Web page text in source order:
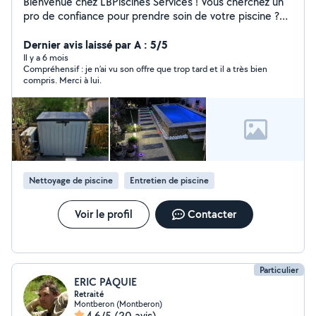
pro de confiance pour prendre soin de votre piscine ?
entretien, mais aussi installation d'électrolyseurs,
pompes, filtres et autres accessoires pour rendre votre
bassin encore plus agréable à vivre. Je propose aussi
des contrats d'entretien sur mesure, l'hivernage pour
bien protéger votre piscine en hiver, et la remise en
service pour démarrer la saison sans souci. Secteur
Haute-Garonne et alentours. Avec LBPiscines Services,
vous profitez pleinement de votre piscine, je m'occupe
du reste !
Dernier avis laissé par A : 5/5
Il y a 6 mois
Compréhensif : je n’ai vu son offre que trop tard et il a très bien
compris. Merci à lui.
Nettoyage de piscine Entretien de piscine
Voir le profil Contacter
Particulier
ERIC PAQUIE
Retraité
Montberon (Montberon)